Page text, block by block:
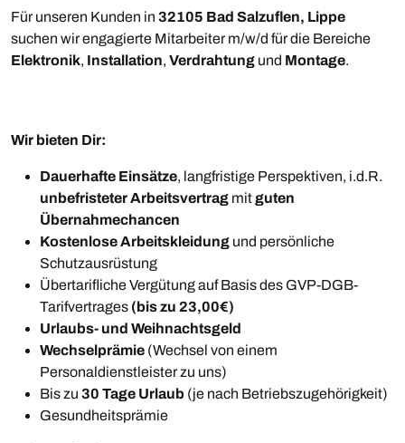
Für unseren Kunden in 32105 Bad Salzuflen, Lippe
suchen wir engagierte Mitarbeiter m/w/d für die Bereiche
Elektronik, Installation, Verdrahtung und Montage.
Wir bieten Dir:
Dauerhafte Einsätze, langfristige Perspektiven, i.d.R.
unbefristeter Arbeitsvertrag mitguten
Übernahmechancen
Kostenlose Arbeitskleidung und persönliche
Schutzausrüstung
Übertarifliche Vergütung auf Basis des GVP-DGB-
Tarifvertrages (bis zu 23,00€)
Urlaubs- und Weihnachtsgeld
Wechselprämie (Wechsel von einem
Personaldienstleister zu uns)
Bis zu 30 Tage Urlaub (je nach Betriebszugehörigkeit)
Gesundheitsprämie